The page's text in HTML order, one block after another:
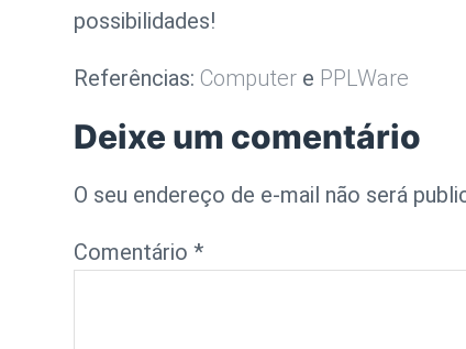
possibilidades!
Referências: Computer e PPLWare
Deixe um comentário
O seu endereço de e-mail não será
Comentário*